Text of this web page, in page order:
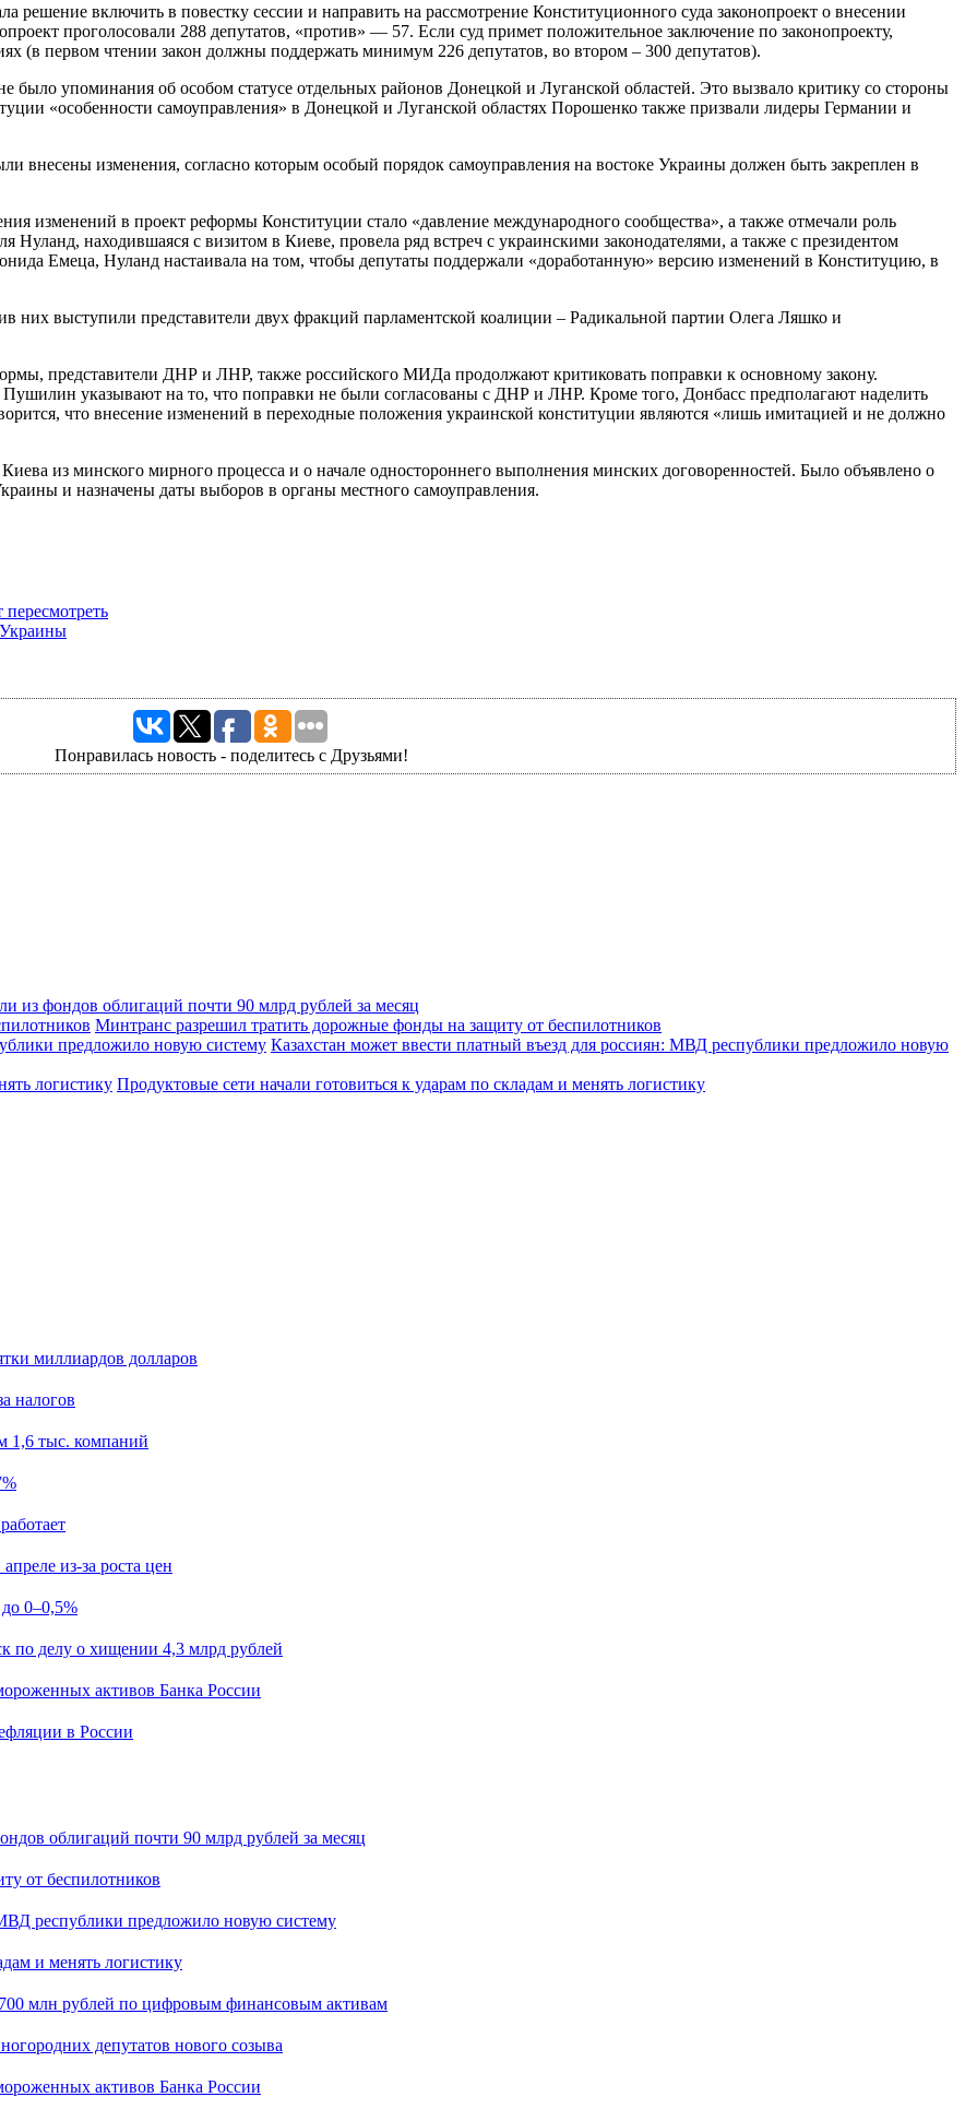
решение включить в повестку сессии и направить на рассмотрение Конституционного суда законопроект о внесении
проголосовали 288 депутатов, «против» — 57. Если суд примет положительное заключение по законопроекту,
(в первом чтении закон должны поддержать минимум 226 депутатов, во втором – 300 депутатов).
упоминания об особом статусе отдельных районов Донецкой и Луганской областей. Это вызвало критику со стороны
«особенности самоуправления» в Донецкой и Луганской областях Порошенко также призвали лидеры Германии и
внесены изменения, согласно которым особый порядок самоуправления на востоке Украины должен быть закреплен в
изменений в проект реформы Конституции стало «давление международного сообщества», а также отмечали роль
находившаяся с визитом в Киеве, провела ряд встреч с украинскими законодателями, а также с президентом
Емеца, Нуланд настаивала на том, чтобы депутаты поддержали «доработанную» версию изменений в Конституцию, в
выступили представители двух фракций парламентской коалиции – Радикальной партии Олега Ляшко и
представители ДНР и ЛНР, также российского МИДа продолжают критиковать поправки к основному закону.
указывают на то, что поправки не были согласованы с ДНР и ЛНР. Кроме того, Донбасс предполагают наделить
что внесение изменений в переходные положения украинской конституции являются «лишь имитацией и не должно
из минского мирного процесса и о начале одностороннего выполнения минских договоренностей. Было объявлено о
и назначены даты выборов в органы местного самоуправления.
Понравилась новость - поделитесь с Друзьями!
из фондов облигаций почти 90 млрд рублей за месяц
Минтранс разрешил тратить дорожные фонды на защиту от беспилотников
Казахстан может ввести платный въезд для россиян: МВД республики предложило новую
Продуктовые сети начали готовиться к ударам по складам и менять логистику
миллиардов долларов
налогов
1,6 тыс. компаний
из-за роста цен
0–0,5%
по делу о хищении 4,3 млрд рублей
активов Банка России
в России
облигаций почти 90 млрд рублей за месяц
от беспилотников
республики предложило новую систему
и менять логистику
млн рублей по цифровым финансовым активам
депутатов нового созыва
активов Банка России